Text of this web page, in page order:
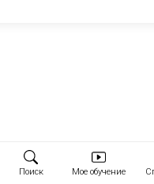
Поиск Мое обучение